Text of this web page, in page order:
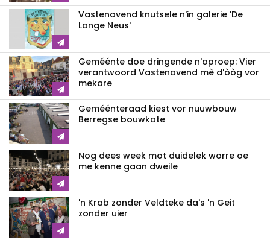
Vastenavend knutsele n'in galerie 'De
Lange Neus'
Geméénte doe dringende n'oproep: Vier
verantwoord Vastenavend mè d'òòg vor
mekare
Geméénteraad kiest vor nuuwbouw
Berregse bouwkote
Nog dees week mot duidelek worre oe
me kenne gaan dweile
'n Krab zonder Veldteke da's 'n Geit
zonder uier